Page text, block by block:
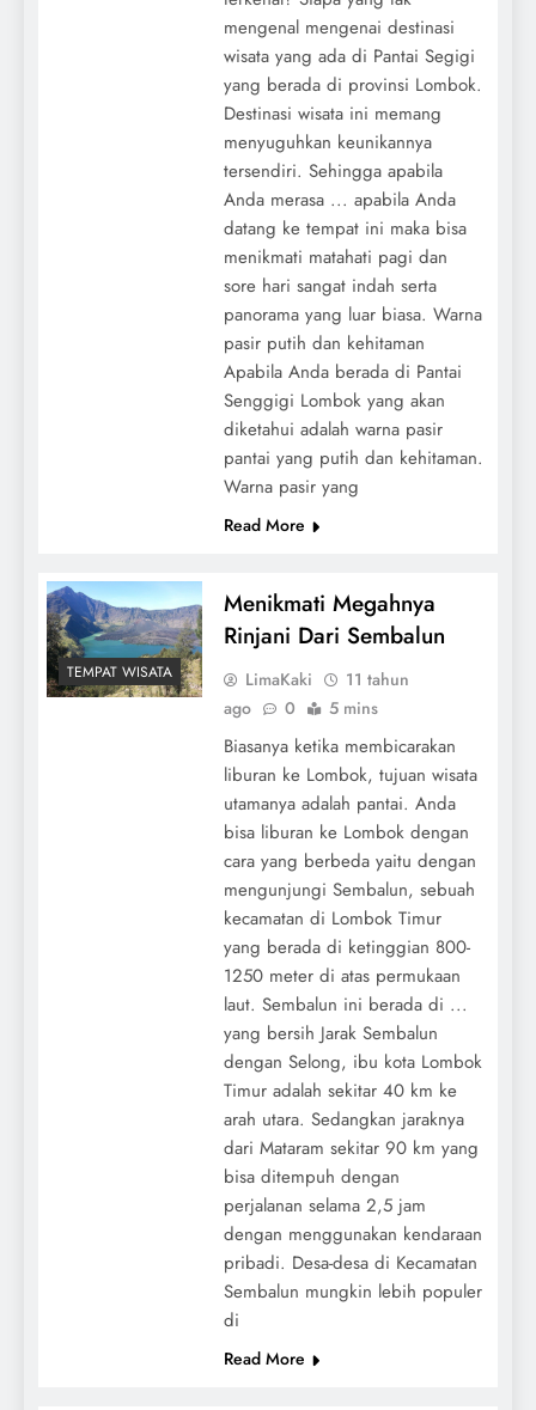
mengenal mengenai destinasi
wisata yang ada di Pantai Segigi
yang berada di provinsi Lombok.
Destinasi wisata ini memang
menyuguhkan keunikannya
tersendiri. Sehingga apabila
Anda merasa ... apabila Anda
datang ke tempat ini maka bisa
menikmati matahati pagi dan
sore hari sangat indah serta
panorama yang luar biasa. Warna
pasir putih dan kehitaman
Apabila Anda berada di Pantai
Senggigi Lombok yang akan
diketahui adalah warna pasir
pantai yang putih dan kehitaman.
Warna pasir yang
Read More
TEMPAT WISATA
Menikmati Megahnya
Rinjani Dari Sembalun
LimaKaki
11 tahun
ago
0 5 mins
Biasanya ketika membicarakan
liburan ke Lombok, tujuan wisata
utamanya adalah pantai. Anda
bisa liburan ke Lombok dengan
cara yang berbeda yaitu dengan
mengunjungi Sembalun, sebuah
kecamatan di Lombok Timur
yang berada di ketinggian 800-
1250 meter di atas permukaan
laut. Sembalun ini berada di ...
yang bersih Jarak Sembalun
dengan Selong, ibu kota Lombok
Timur adalah sekitar 40 km ke
arah utara. Sedangkan jaraknya
dari Mataram sekitar 90 km yang
bisa ditempuh dengan
perjalanan selama 2,5 jam
dengan menggunakan kendaraan
pribadi. Desa-desa di Kecamatan
Sembalun mungkin lebih populer
di
Read More